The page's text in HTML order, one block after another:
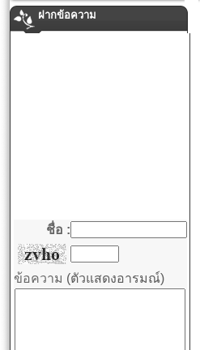
ฝากข้อความ
ชื่อ :
ข้อความ (ตัวแสดงอารมณ์)